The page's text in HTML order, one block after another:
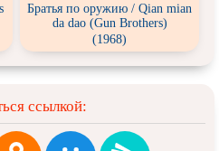
Братья по оружию / Qian mian
da dao (Gun Brothers)
(1968)
ссылкой: